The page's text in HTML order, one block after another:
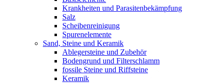
Krankheiten und Parasitenbekämpfung
Salz
Scheibenreinigung
Spurenelemente
Sand, Steine und Keramik
Ablegersteine und Zubehör
Bodengrund und Filterschlamm
fossile Steine und Riffsteine
Keramik